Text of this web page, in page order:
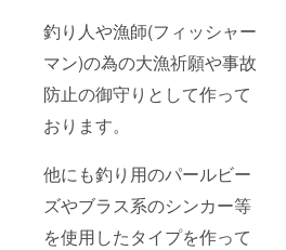
釣り人や漁師(フィッシャー
マン)の為の大漁祈願や事故
防止の御守りとして作って
おります。
他にも釣り用のパールビー
ズやブラス系のシンカー等
を使用したタイプを作って